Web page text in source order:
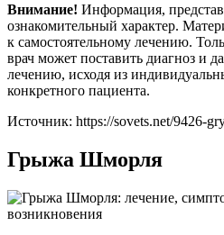
Внимание! Информация,
ознакомительный характер.
к самостоятельному лечению.
врач может поставить диагноз и
лечению, исходя из
конкретного пациента.
Источник: https://sovets.net/9426-
Грыжа Шморля